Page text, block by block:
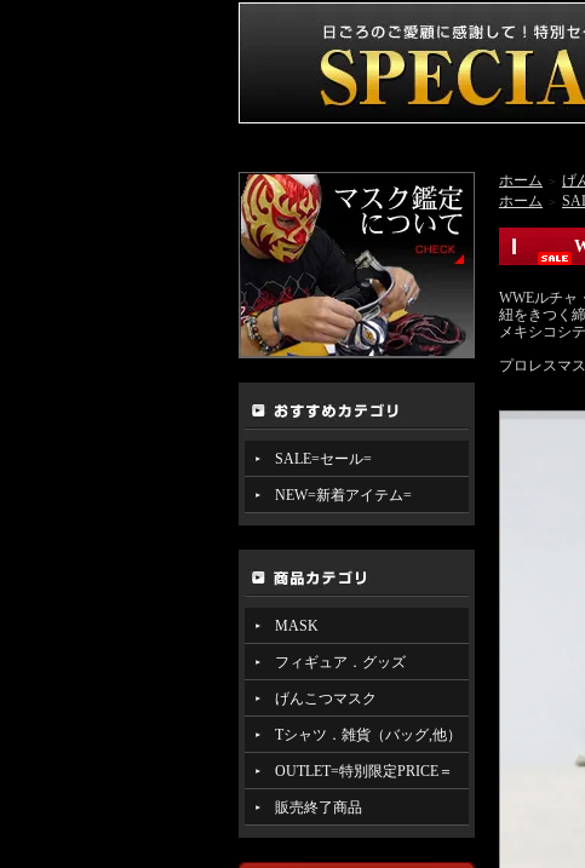
SALE=セール=
NEW=新着アイテム=
MASK
フィギュア．グッズ
げんこつマスク
Tシャツ．雑貨（バッグ,他）
OUTLET=特別限定PRICE＝
販売終了商品
ホーム ＞ げ
ホーム
＞
WWEルチ
紐をきつく
メキシコシ
プロレスマ